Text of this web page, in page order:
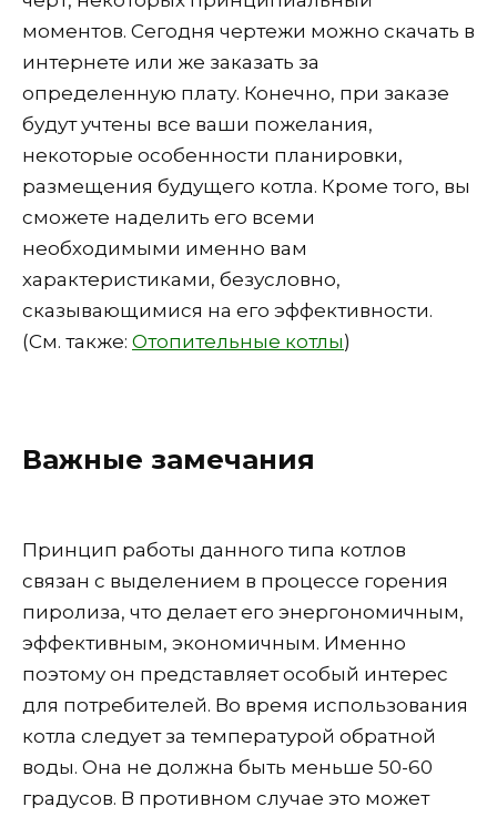
моментов. Сегодня чертежи можно скачать в
интернете или же заказать за
определенную плату. Конечно, при заказе
будут учтены все ваши пожелания,
некоторые особенности планировки,
размещения будущего котла. Кроме того, вы
сможете наделить его всеми
необходимыми именно вам
характеристиками, безусловно,
сказывающимися на его эффективности.
(См. также: Отопительные котлы)
Важные замечания
Принцип работы данного типа котлов
связан с выделением в процессе горения
пиролиза, что делает его энергономичным,
эффективным, экономичным. Именно
поэтому он представляет особый интерес
для потребителей. Во время использования
котла следует за температурой обратной
воды. Она не должна быть меньше 50-60
градусов. В противном случае это может